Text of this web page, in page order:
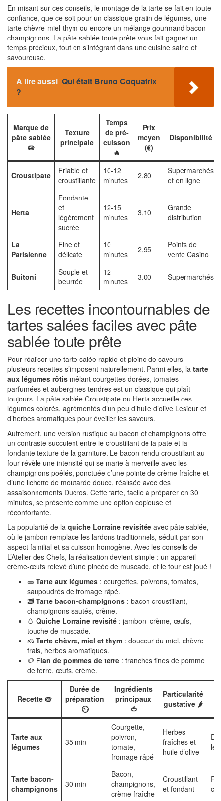
En misant sur ces conseils, le montage de la tarte se fait en toute
confiance, que ce soit pour un classique gratin de légumes, une
tarte chèvre-miel-thym ou encore un mélange gourmand bacon-
champignons. La pâte sablée toute prête vous fait gagner un
temps précieux, tout en s’intégrant dans une cuisine saine et
savoureuse.
A lire aussi Qui était Bruno Coquatrix
?
Marque de
pâte sablée
🥧
Texture
principale
Temps
de pré-
cuisson
🔥
Prix
moyen
(€)
Disponibilité
Croustipate
Friable et
croustillante
10-12
minutes
2,80
Supermarchés
et en ligne
Herta
Fondante
et
légèrement
sucrée
12-15
minutes
3,10
Grande
distribution
La
Parisienne
Fine et
délicate
10
minutes
2,95
Points de
vente Casino
Buitoni
Souple et
beurrée
12
minutes
3,00 Supermarchés
Les recettes incontournables de
tartes salées faciles avec pâte
sablée toute prête
Pour réaliser une tarte salée rapide et pleine de saveurs,
plusieurs recettes s’imposent naturellement. Parmi elles, la tarte
aux légumes rôtis mêlant courgettes dorées, tomates
parfumées et aubergines tendres est un classique qui plaît
toujours. La pâte sablée Croustipate ou Herta accueille ces
légumes colorés, agrémentés d’un peu d’huile d’olive Lesieur et
d’herbes aromatiques pour éveiller les saveurs.
Autrement, une version rustique au bacon et champignons offre
un contraste succulent entre le croustillant de la pâte et la
fondante texture de la garniture. Le bacon rendu croustillant au
four révèle une intensité qui se marie à merveille avec les
champignons poêlés, ponctuée d’une pointe de crème fraîche et
d’une lichette de moutarde douce, réalisée avec des
assaisonnements Ducros. Cette tarte, facile à préparer en 30
minutes, se présente comme une option copieuse et
réconfortante.
La popularité de la quiche Lorraine revisitée avec pâte sablée,
où le jambon remplace les lardons traditionnels, séduit par son
aspect familial et sa cuisson homogène. Avec les conseils de
L’Atelier des Chefs, la réalisation devient simple : un appareil
crème-œufs relevé d’une pincée de muscade, et le tour est joué !
🥒 Tarte aux légumes : courgettes, poivrons, tomates,
saupoudrés de fromage râpé.
🥓 Tarte bacon-champignons : bacon croustillant,
champignons sautés, crème.
🥚 Quiche Lorraine revisité : jambon, crème, œufs,
touche de muscade.
🧀 Tarte chèvre, miel et thym : douceur du miel, chèvre
frais, herbes aromatiques.
🥔 Flan de pommes de terre : tranches fines de pomme
de terre, œufs, crème.
Recette 🥧
Durée de
préparation
⏲️
Ingrédients
principaux
🍅
Particularité
gustative 🌶️
Tarte aux
légumes
35 min
Courgette,
poivron,
tomate,
fromage râpé
Herbes
fraîches et
huile d’olive
Tarte bacon-
champignons
30 min
Bacon,
champignons,
crème fraîche
Croustillant
et fondant